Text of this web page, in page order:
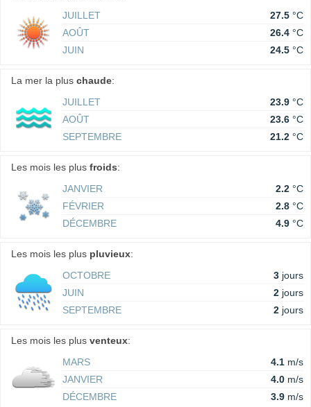
JUILLET
27.5 °C
AOÛT
26.4 °C
JUIN
24.5 °C
La mer la plus chaude:
JUILLET
23.9 °C
AOÛT
23.6 °C
SEPTEMBRE
21.2 °C
Les mois les plus froids:
JANVIER
2.2 °C
FÉVRIER
2.8 °C
DÉCEMBRE
4.9 °C
Les mois les plus pluvieux:
OCTOBRE
3 jours
JUIN
2 jours
SEPTEMBRE
2 jours
Les mois les plus venteux:
MARS
4.1 m/s
JANVIER
4.0 m/s
DÉCEMBRE
3.9 m/s